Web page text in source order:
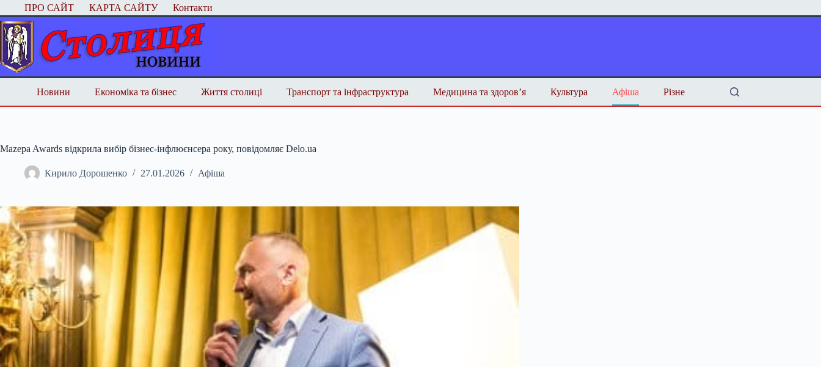
Перейти
до
вмісту
ПРО САЙТ КАРТА САЙТУ Контакти
Новини Економіка та бізнес Життя столиці Транспорт та інфраструктура Медицина та здоров’я Культура Афіша Різне
Mazepa Awards відкрила вибір бізнес-інфлюєнсера року, повідомляє Delo.ua
Кирило Дорошенко 27.01.2026 Афіша